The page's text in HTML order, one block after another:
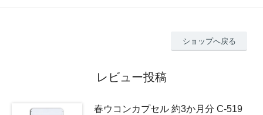
ショップへ戻る
レビュー投稿
春ウコンカプセル 約3か月分 C-519